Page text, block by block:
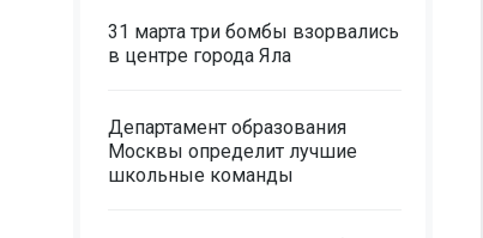
31 марта три бомбы взорвались
в центре города Яла
Департамент образования
Москвы определит лучшие
школьные команды